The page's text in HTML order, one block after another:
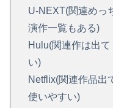
U-NEXT(関連めっ
演作一覧もある)
Hulu(関連作は出
い)
Netflix(関連作品出
使いやすい)